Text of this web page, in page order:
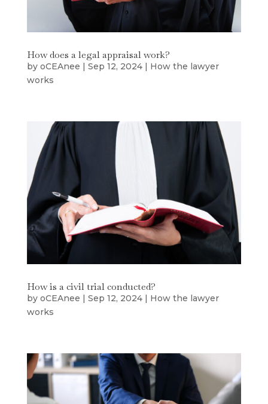
How does a legal appraisal work?
by oCEAnee | Sep 12, 2024| How the lawyer
works
How is a civil trial conducted?
by oCEAnee | Sep 12, 2024| How the lawyer
works